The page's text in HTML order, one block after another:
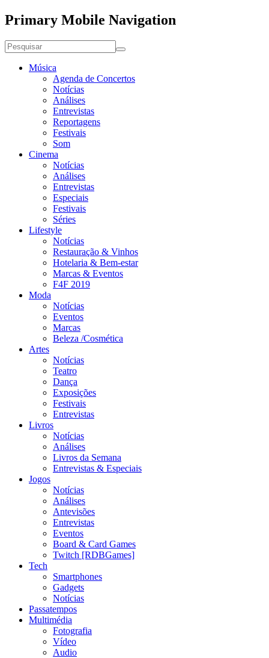
Primary Mobile Navigation
Música
Agenda de Concertos
Notícias
Análises
Entrevistas
Reportagens
Festivais
Som
Cinema
Notícias
Análises
Entrevistas
Especiais
Festivais
Séries
Lifestyle
Notícias
Restauração & Vinhos
Hotelaria & Bem-estar
Marcas & Eventos
F4F 2019
Moda
Notícias
Eventos
Marcas
Beleza /Cosmética
Artes
Notícias
Teatro
Dança
Exposições
Festivais
Entrevistas
Livros
Notícias
Análises
Livros da Semana
Entrevistas & Especiais
Jogos
Notícias
Análises
Antevisões
Entrevistas
Eventos
Board & Card Games
Twitch [RDBGames]
Tech
Smartphones
Gadgets
Notícias
Passatempos
Multimédia
Fotografia
Vídeo
Audio